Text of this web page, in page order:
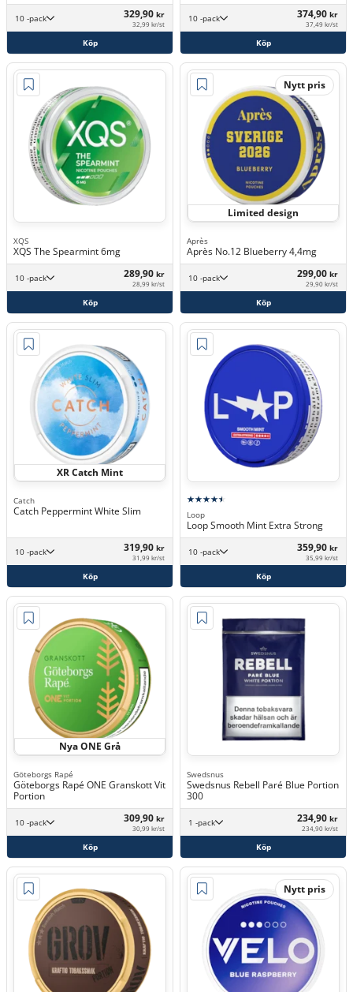
10 -pack 329,90 kr
32,99 kr/st
Köp
10 -pack 374,90 kr
37,49 kr/st
Köp
XQS
XQS The Spearmint 6mg
10 -pack 289,90 kr
28,99 kr/st
Köp
Nytt pris
Limited design
Après
Après No.12 Blueberry 4,4mg
10 -pack 299,00 kr
29,90 kr/st
Köp
XR Catch Mint
Catch
Catch Peppermint White Slim
10 -pack 319,90 kr
31,99 kr/st
Köp
Loop
Loop Smooth Mint Extra Strong
10 -pack 359,90 kr
35,99 kr/st
Köp
Nya ONE Grå
Göteborgs Rapé
Göteborgs Rapé ONE Granskott Vit
Portion
10 -pack 309,90 kr
30,99 kr/st
Köp
Swedsnus
Swedsnus Rebell Paré Blue Portion
300
1 -pack 234,90 kr
234,90 kr/st
Köp
Nytt pris